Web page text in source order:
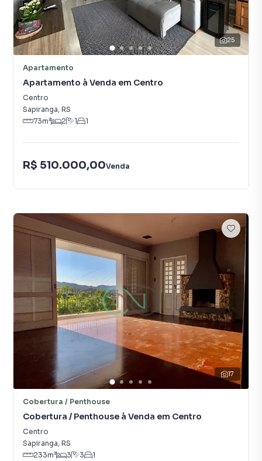
25
Apartamento
Apartamento à Venda em Centro
Centro
Sapiranga, RS
73m² 2 1 1
R$ 510.000,00Venda
17
Cobertura / Penthouse
Cobertura / Penthouse à Venda em Centro
Centro
Sapiranga, RS
233m² 3 3 1